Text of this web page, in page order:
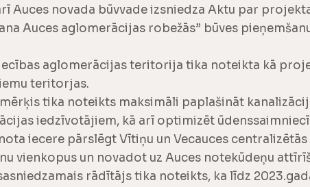
Auces novada būvvade izsniedza Aktu par
Auces aglomerācijas robežās” būves
aglomerācijas teritorija tika noteikta kā
teritorjas.
tika noteikts maksimāli paplašināt
iedzīvotājiem, kā arī optimizēt
iecere pārslēgt Vītiņu un Vecauces
vienkopus un novadot uz Auces notekūdeņu
rādītājs tika noteikts, ka līdz